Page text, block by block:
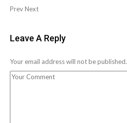
PrevNext
Leave A Reply
Your email address will not be published.